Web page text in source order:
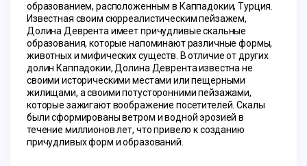
образованием, расположенным в Каппадокии, Турция.
Известная своим сюрреалистическим пейзажем,
Долина Деврента имеет причудливые скальные
образования, которые напоминают различные формы,
животных и мифических существ. В отличие от других
долин Каппадокии, Долина Деврента известна не
своими историческими местами или пещерными
жилищами, а своими потусторонними пейзажами,
которые зажигают воображение посетителей. Скалы
были сформированы ветром и водной эрозией в
течение миллионов лет, что привело к созданию
причудливых форм и образований.